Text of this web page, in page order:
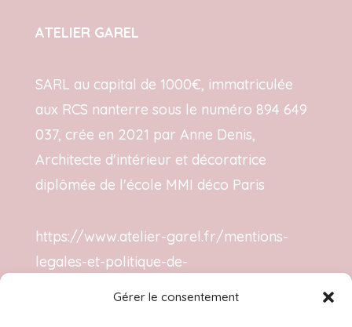
Gérer le consentement
ATELIER GAREL
SARL au capital de 1000€, immatriculée
aux RCS nanterre sous le numéro 894 649
037, crée en 2021 par Anne Denis,
Architecte d'intérieur et décoratrice
diplômée de l'école MMI déco Paris
https://www.atelier-garel.fr/mentions-
legales-et-politique-de-